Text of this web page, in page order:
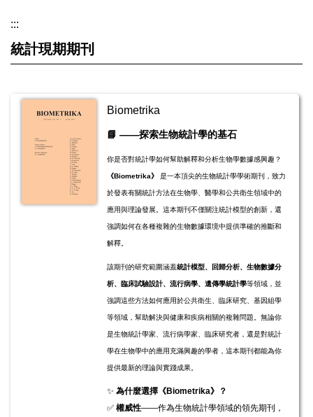
:::
統計現期期刊
Biometrika
📘 ——探索生物統計學的基石
你是否對統計學如何幫助解釋和分析生物學數據感興趣？
《Biometrika》 是一本頂尖的生物統計學學術期刊，致力
於發表有關統計方法在生物學、醫學和公共衛生領域中的
應用與理論發展。這本期刊不僅關注統計模型的創新，還
強調如何在各種複雜的生物數據環境中提供準確的推斷和
解釋。
該期刊的研究範圍涵蓋統計模型、回歸分析、生物數據分
析、臨床試驗設計、流行病學、遺傳學統計學等領域，並
強調這些方法如何應用於公共衛生、臨床研究、基因組學
等領域，幫助解決與健康和疾病相關的複雜問題。無論你
是生物統計學家、流行病學家、臨床研究者，還是對統計
學在生物學中的應用充滿興趣的學者，這本期刊都能為你
提供最新的理論與實踐成果。
✨ 為什麼選擇《Biometrika》？
✅ 權威性——作為生物統計學領域的領先期刊，